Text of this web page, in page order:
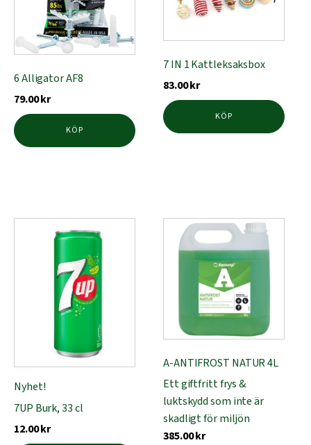
6 Alligator AF8
79.00kr
KÖP
7 IN 1 Kattleksaksbox
83.00kr
KÖP
Nyhet!
7UP Burk, 33 cl
12.00kr
A-ANTIFROST NATUR 4L
Ett giftfritt frys &
luktskydd som inte är
skadligt för miljön
385.00kr